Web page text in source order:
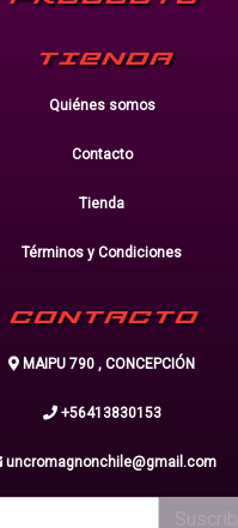
TIENDA
Quiénes somos
Contacto
Tienda
Términos y Condiciones
CONTACTO
MAIPU 790 , CONCEPCIÓN
+56413830153
uncromagnonchile@gmail.com